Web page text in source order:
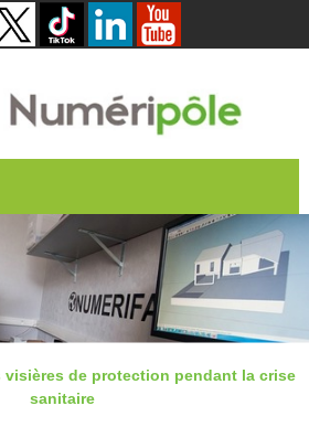
visières de protection pendant la crise
sanitaire